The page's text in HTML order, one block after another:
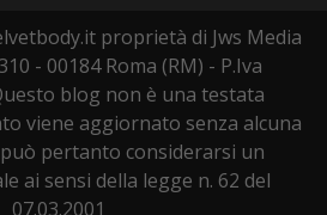
proprietà di Jws Media
- 00184 Roma (RM) - P.Iva
blog non è una testata
viene aggiornato senza alcuna
pertanto considerarsi un
ai sensi della legge n. 62 del
07.03.2001